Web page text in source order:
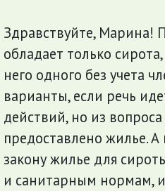
Здравствуйте, Марина!
обладает только
него одного без учета
варианты, если речь
действий, но из
предоставлено жилье.
закону жилье для
и санитарным нормам,